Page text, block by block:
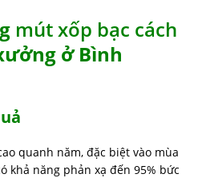
mút xốp bạc cách
ở Bình
quanh năm, đặc biệt vào mùa
khả năng phản xạ đến 95% bức